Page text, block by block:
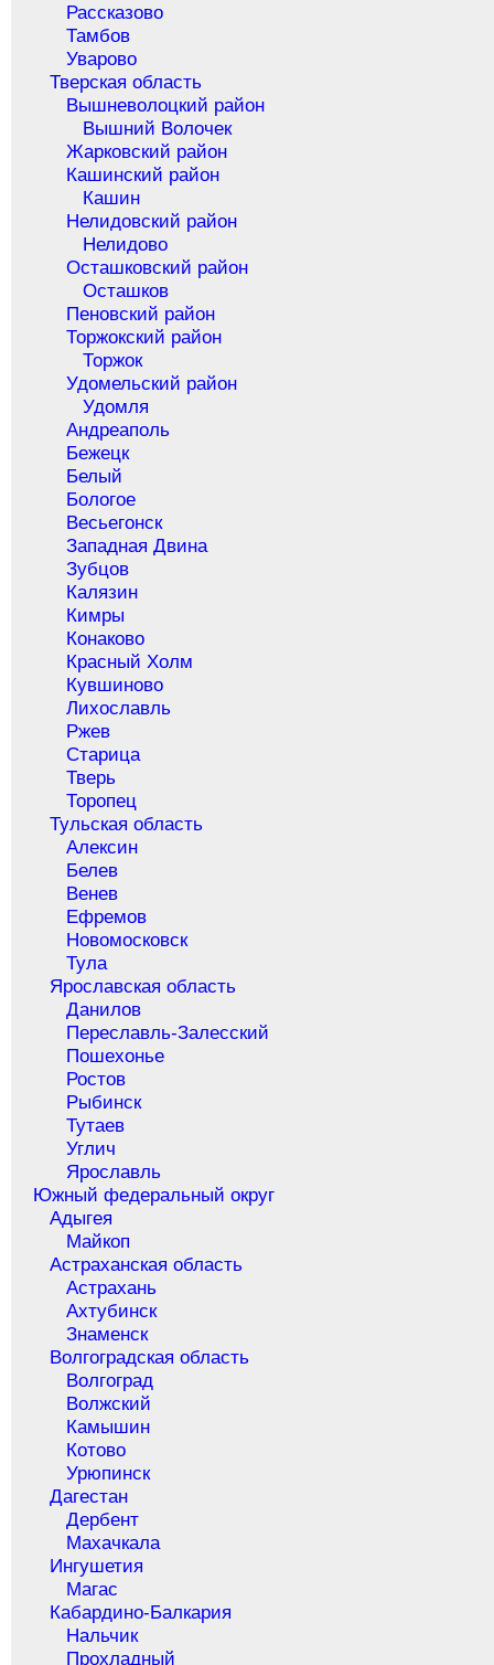
Рассказово
Тамбов
Уварово
Тверская область
Вышневолоцкий район
Вышний Волочек
Жарковский район
Кашинский район
Кашин
Нелидовский район
Нелидово
Осташковский район
Осташков
Пеновский район
Торжокский район
Торжок
Удомельский район
Удомля
Андреаполь
Бежецк
Белый
Бологое
Весьегонск
Западная Двина
Зубцов
Калязин
Кимры
Конаково
Красный Холм
Кувшиново
Лихославль
Ржев
Старица
Тверь
Торопец
Тульская область
Алексин
Белев
Венев
Ефремов
Новомосковск
Тула
Ярославская область
Данилов
Переславль-Залесский
Пошехонье
Ростов
Рыбинск
Тутаев
Углич
Ярославль
Южный федеральный округ
Адыгея
Майкоп
Астраханская область
Астрахань
Ахтубинск
Знаменск
Волгоградская область
Волгоград
Волжский
Камышин
Котово
Урюпинск
Дагестан
Дербент
Махачкала
Ингушетия
Магас
Кабардино-Балкария
Нальчик
Прохладный